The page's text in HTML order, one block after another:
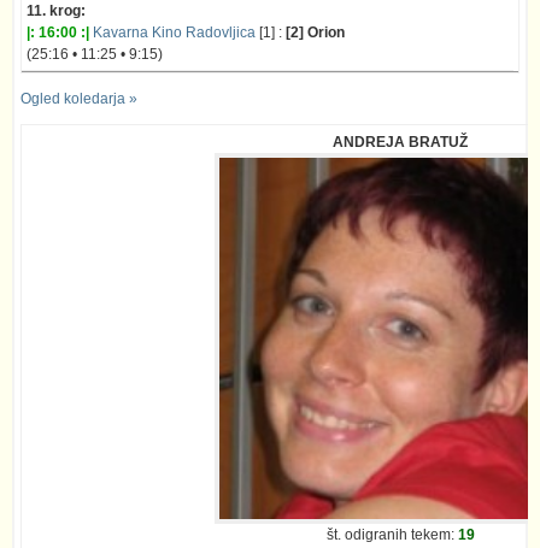
11. krog:
|: 16:00 :| Kavarna Kino Radovljica [1] : [2] Orion
(25:16 • 11:25 • 9:15)
Ogled koledarja »
ANDREJA BRATUŽ
št. odigranih tekem: 19